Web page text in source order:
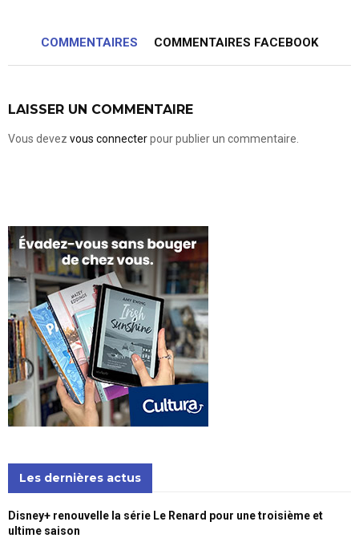
COMMENTAIRES COMMENTAIRES FACEBOOK
LAISSER UN COMMENTAIRE
Vous devez vous connecterpour publier un commentaire.
Les dernières actus
Disney+ renouvelle la série Le Renard pour une troisième et
ultime saison